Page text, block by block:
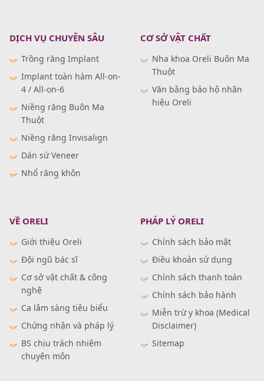
DỊCH VỤ CHUYÊN SÂU
Trồng răng Implant
Implant toàn hàm All-on-
4 / All-on-6
Niềng răng Buôn Ma
Thuột
Niềng răng Invisalign
Dán sứ Veneer
Nhổ răng khôn
CƠ SỞ VẬT CHẤT
Nha khoa Oreli Buôn Ma
Thuột
Văn bằng bảo hộ nhãn
hiệu Oreli
VỀ ORELI
Giới thiệu Oreli
Đội ngũ bác sĩ
Cơ sở vật chất & công
nghệ
Ca lâm sàng tiêu biểu
Chứng nhận và pháp lý
BS chịu trách nhiệm
chuyên môn
PHÁP LÝ ORELI
Chính sách bảo mật
Điều khoản sử dụng
Chính sách thanh toán
Chính sách bảo hành
Miễn trừ y khoa (Medical
Disclaimer)
Sitemap